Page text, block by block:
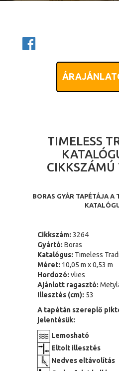
TIMELESS
CIKKSZÁMÚ
BORAS GYÁR TAPÉTÁJA A
Cikkszám: 3264
Gyártó: Boras
Katalógus: Timeless
Méret: 10,05 m x 0,53 m
Hordozó: vlies
Ajánlott ragasztó:
Illesztés (cm): 53
A tapétán szereplő
jelentésük:
Lemosható
Eltolt illesztés
Nedves eltávolítás